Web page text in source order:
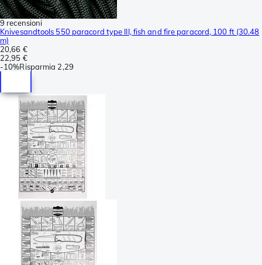
9 recensioni
Knivesandtools 550 paracord type III, fish and fire paracord, 100 ft (30.48
m)
20,66 €
22,95 €
-10%Risparmia 2,29